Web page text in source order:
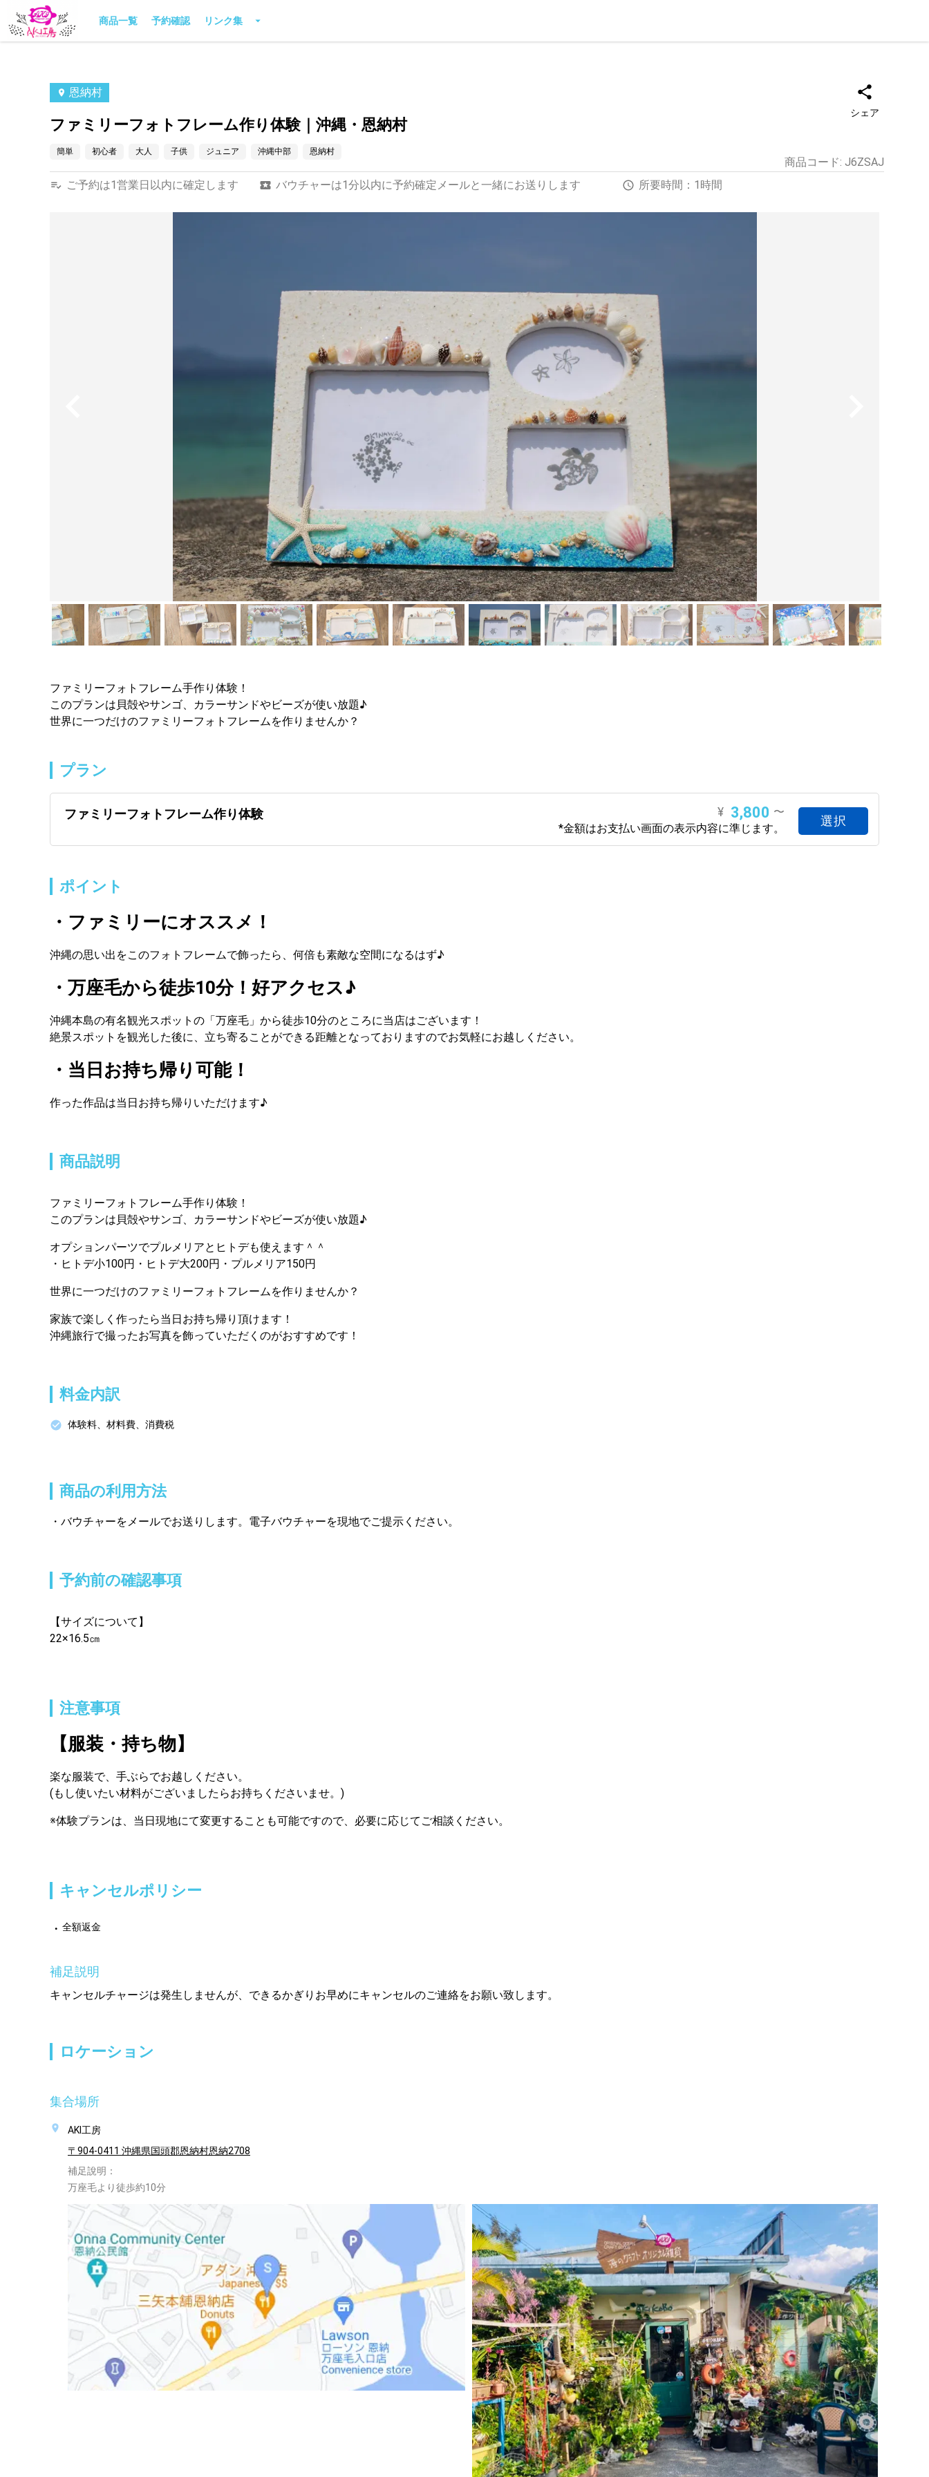
商品一覧 予約確認 リンク集
恩納村
ファミリーフォトフレーム作り体験｜沖縄・恩納村
シェア
簡単 初心者 大人 子供 ジュニア 沖縄中部 恩納村
商品コード: J6ZSAJ
ご予約は1営業日以内に確定します
バウチャーは1分以内に予約確定メールと一緒にお送りします 所要時間：1時間
ファミリーフォトフレーム手作り体験！
このプランは貝殻やサンゴ、カラーサンドやビーズが使い放題♪
世界に一つだけのファミリーフォトフレームを作りませんか？
プラン
ファミリーフォトフレーム作り体験 ¥ 3,800 〜
*金額はお支払い画面の表示内容に準じます。
選択
ポイント
・ファミリーにオススメ！
沖縄の思い出をこのフォトフレームで飾ったら、何倍も素敵な空間になるはず♪
・万座毛から徒歩10分！好アクセス♪
沖縄本島の有名観光スポットの「万座毛」から徒歩10分のところに当店はございます！
絶景スポットを観光した後に、立ち寄ることができる距離となっておりますのでお気軽にお越しください。
・当日お持ち帰り可能！
作った作品は当日お持ち帰りいただけます♪
商品説明
ファミリーフォトフレーム手作り体験！
このプランは貝殻やサンゴ、カラーサンドやビーズが使い放題♪
オプションパーツでプルメリアとヒトデも使えます＾＾
・ヒトデ小100円・ヒトデ大200円・プルメリア150円
世界に一つだけのファミリーフォトフレームを作りませんか？
家族で楽しく作ったら当日お持ち帰り頂けます！
沖縄旅行で撮ったお写真を飾っていただくのがおすすめです！
料金内訳
体験料、材料費、消費税
商品の利用方法
バウチャーをメールでお送りします。電子バウチャーを現地でご提示ください。
予約前の確認事項
【サイズについて】
22×16.5㎝
注意事項
【服装・持ち物】
楽な服装で、手ぶらでお越しください。
(もし使いたい材料がございましたらお持ちくださいませ。)
※体験プランは、当日現地にて変更することも可能ですので、必要に応じてご相談ください。
キャンセルポリシー
全額返金
補足説明
キャンセルチャージは発生しませんが、できるかぎりお早めにキャンセルのご連絡をお願い致します。
ロケーション
集合場所
AKI工房
〒904-0411 沖縄県国頭郡恩納村恩納2708
補足說明：
万座毛より徒歩約10分